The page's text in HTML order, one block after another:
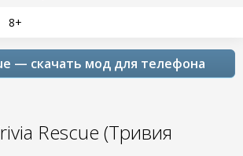
8+
— скачать мод для телефона
Rescue (Тривия